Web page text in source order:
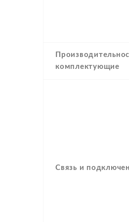
комплектующие
Связь и